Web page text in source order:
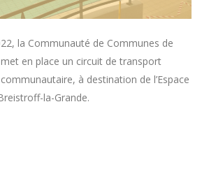
la Communauté de Communes de
en place un circuit de transport
à destination de l’Espace
la-Grande.